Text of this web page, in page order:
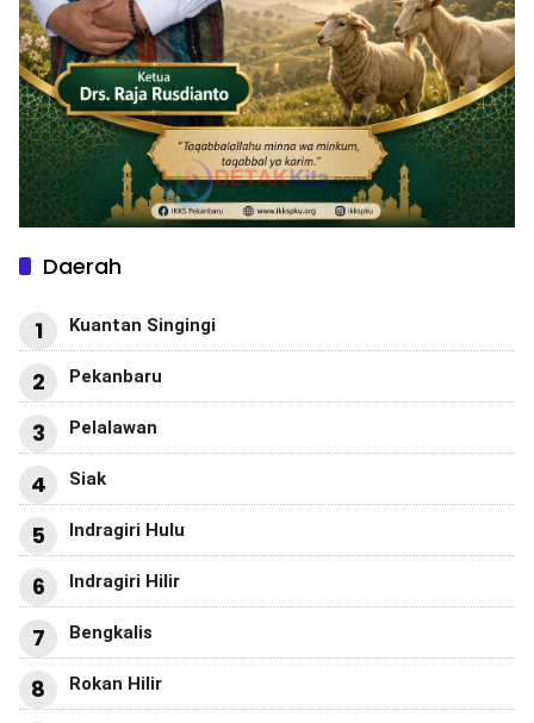
Daerah
1 Kuantan Singingi
2 Pekanbaru
3 Pelalawan
4 Siak
5 Indragiri Hulu
6 Indragiri Hilir
7 Bengkalis
8 Rokan Hilir